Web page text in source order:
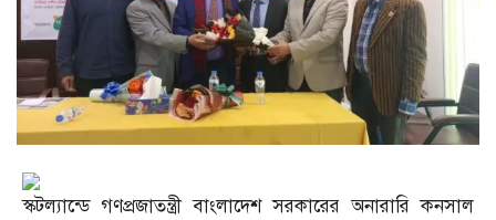
স্কটল্যান্ডে গণপ্রজাতন্ত্রী বাংলাদেশ সরকারের অনারারি কনসাল